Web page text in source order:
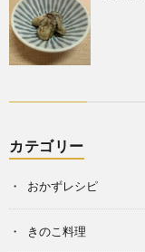
カテゴリー
おかずレシピ
きのこ料理